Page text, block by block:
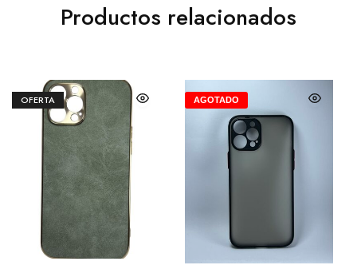
Productos relacionados
OFERTA AGOTADO